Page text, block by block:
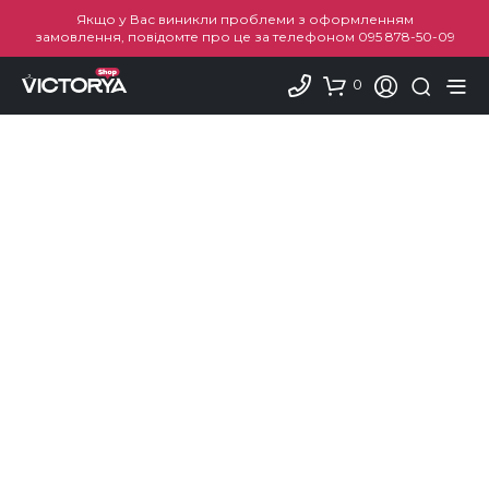
Якщо у Вас виникли проблеми з оформленням
замовлення, повідомте про це за телефоном 095 878-50-09
0